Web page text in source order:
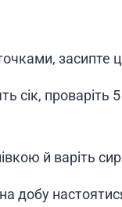
засипте
сік, проваріть
й варіть
добу